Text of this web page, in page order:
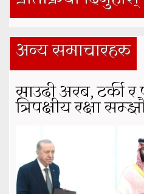
अन्य समाचारहरु
साउदी अरब, टर्की
त्रिपक्षीय रक्षा